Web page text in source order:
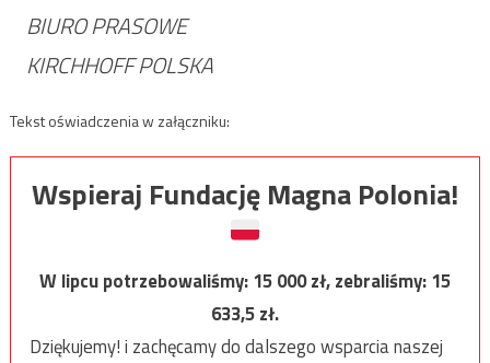
BIURO PRASOWE
KIRCHHOFF POLSKA
Tekst oświadczenia w załączniku:
Wspieraj Fundację Magna Polonia!
W lipcu potrzebowaliśmy:15 000zł, zebraliśmy:15
633,5zł.
Dziękujemy! i zachęcamy do dalszego wsparcia naszej